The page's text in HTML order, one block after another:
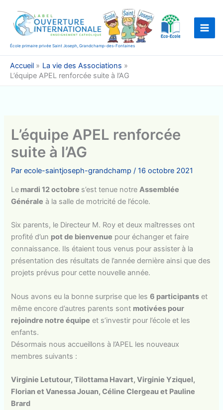
contenu
École primaire privée Saint Joseph, Grandchamp-des-Fontaines
Accueil
La vie des Associations
L’équipe APEL renforcée suite à l’AG
L’équipe APEL renforcée
suite à l’AG
Parecole-saintjoseph-grandchamp/16 octobre 2021
Le mardi 12 octobre s’est tenue notreAssemblée
Générale à la salle de motricité de l’école.
Six parents, le Directeur M. Roy et deux maîtresses ont
profité d’un pot de bienvenue pour échanger et faire
connaissance. Ils étaient tous venus pour assister à la
présentation des résultats de l’année dernière ainsi que des
projets prévus pour cette nouvelle année.
Nous avons eu la bonne surprise que les6 participants et
même encore d’autres parents sont motivées pour
rejoindre notre équipe et s’investir pour l’école et les
enfants.
Désormais nous accueillons à l’APEL les nouveaux
membres suivants :
Virginie Letutour, Tilottama Havart, Virginie Yziquel,
Florian et Vanessa Jouan, Céline Clergeau et Pauline
Brard